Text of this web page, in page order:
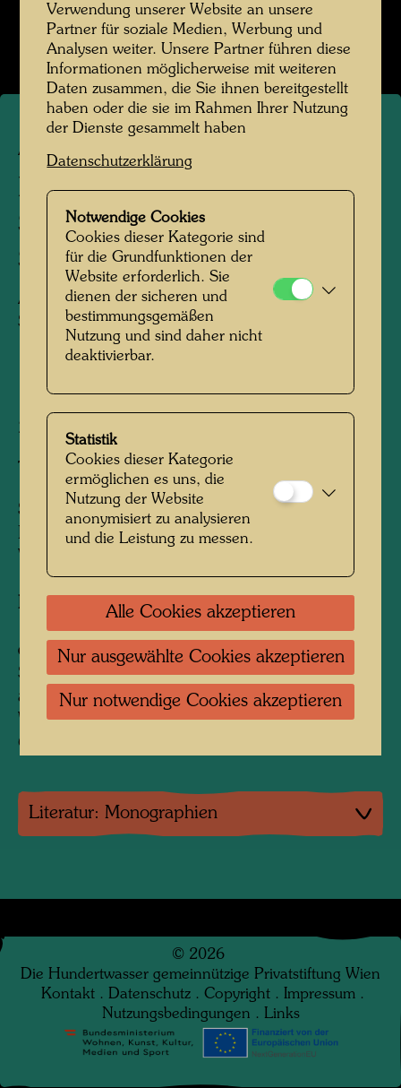
ARCH 13
DETAIL EINES
STRASSENZUGES IM
SCHNITT
Architekturzeichnung
Signiert rechts unten: Hundertwasser / 1970
1970
280 mm x 220 mm
Tinte auf Papier
Sammlung:
Privatsammlung Wien / Private collection,
Vienna
Information:
1971 versandte Hundertwasser ein Dossier mit
der Abbildung dieses Architekturentwurfes an
Sammler und wichtige Persönlichkeiten, unter
anderem an Georges Pompidou. Auf diesem
Weg gelangte das Dossier in die Sammlung des
Centre Pompidou.
Literatur: Monographien
© 2026
Die Hundertwasser gemeinnützige Privatstiftung Wien
Kontakt . Datenschutz . Copyright . Impressum .
Nutzungsbedingungen . Links
Verwendung unserer Website an unsere
Partner für soziale Medien, Werbung und
Analysen weiter. Unsere Partner führen diese
Informationen möglicherweise mit weiteren
Daten zusammen, die Sie ihnen bereitgestellt
haben oder die sie im Rahmen Ihrer Nutzung
der Dienste gesammelt haben
Datenschutzerklärung
Notwendige Cookies
Cookies dieser Kategorie sind
für die Grundfunktionen der
Website erforderlich. Sie
dienen der sicheren und
bestimmungsgemäßen
Nutzung und sind daher nicht
deaktivierbar.
Statistik
Cookies dieser Kategorie
ermöglichen es uns, die
Nutzung der Website
anonymisiert zu analysieren
und die Leistung zu messen.
Alle Cookies akzeptieren
Nur ausgewählte Cookies akzeptieren
Nur notwendige Cookies akzeptieren